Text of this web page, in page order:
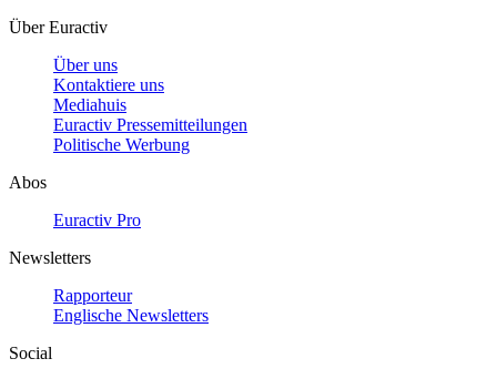
Über Euractiv
Über uns
Kontaktiere uns
Mediahuis
Euractiv Pressemitteilungen
Politische Werbung
Abos
Euractiv Pro
Newsletters
Rapporteur
Englische Newsletters
Social